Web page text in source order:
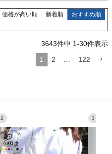
価格が高い順 新着順
おすすめ順
3643件中 1-30件表示
1
2 122
2 3